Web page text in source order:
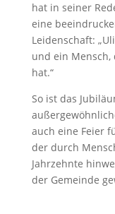
hat in seiner
eine
Leidenschaft:
und ein
hat.“
So ist das
auch eine Feier
der durch
Jahrzehnte
der Gemeinde